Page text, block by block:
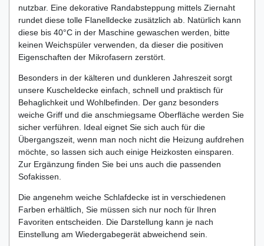
nutzbar. Eine dekorative Randabsteppung mittels Ziernaht
rundet diese tolle Flanelldecke zusätzlich ab. Natürlich kann
diese bis 40°C in der Maschine gewaschen werden, bitte
keinen Weichspüler verwenden, da dieser die positiven
Eigenschaften der Mikrofasern zerstört.
Besonders in der kälteren und dunkleren Jahreszeit sorgt
unsere Kuscheldecke einfach, schnell und praktisch für
Behaglichkeit und Wohlbefinden. Der ganz besonders
weiche Griff und die anschmiegsame Oberfläche werden Sie
sicher verführen. Ideal eignet Sie sich auch für die
Übergangszeit, wenn man noch nicht die Heizung aufdrehen
möchte, so lassen sich auch einige Heizkosten einsparen.
Zur Ergänzung finden Sie bei uns auch die passenden
Sofakissen.
Die angenehm weiche Schlafdecke ist in verschiedenen
Farben erhältlich, Sie müssen sich nur noch für Ihren
Favoriten entscheiden. Die Darstellung kann je nach
Einstellung am Wiedergabegerät abweichend sein.